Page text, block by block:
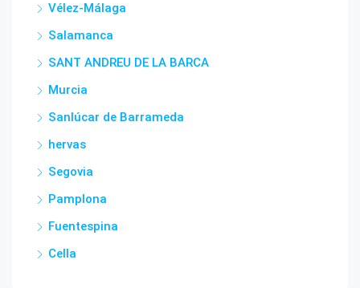
Vélez-Málaga
Salamanca
SANT ANDREU DE LA BARCA
Murcia
Sanlúcar de Barrameda
hervas
Segovia
Pamplona
Fuentespina
Cella